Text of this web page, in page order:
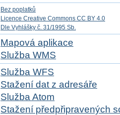
Bez poplatků
Licence Creative Commons CC BY 4.0
Dle Vyhlášky č. 31/1995 Sb.
Mapová aplikace
Služba WMS
Služba WFS
Stažení dat z adresáře
Služba Atom
Stažení předpřipravených